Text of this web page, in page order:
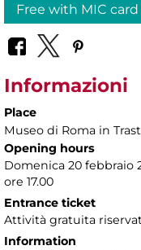
Free with MIC card
Informazioni
Place
Museo di Roma in
Opening hours
Domenica 20 febbraio
ore 17.00
Entrance ticket
Attività gratuita
Information